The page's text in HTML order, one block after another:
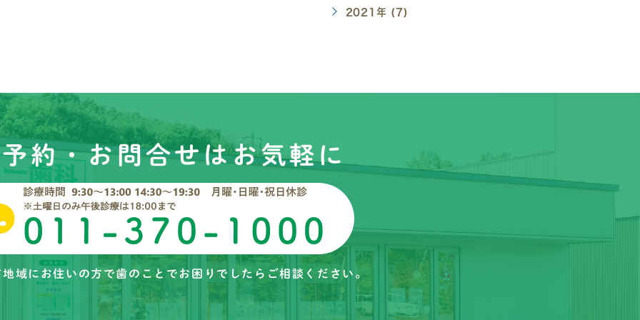
2021年 (7)
約・お問合せはお気軽に
域にお住いの方で歯のことでお困りでしたらご相談ください。